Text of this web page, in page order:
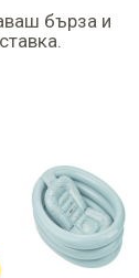
бърза и